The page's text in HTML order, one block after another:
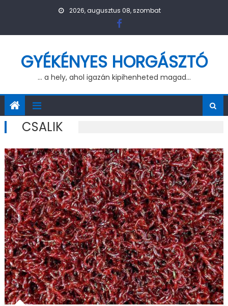
2026, augusztus 08, szombat
GYÉKÉNYES HORGÁSZTÓ
… a hely, ahol igazán kipihenheted magad…
CSALIK